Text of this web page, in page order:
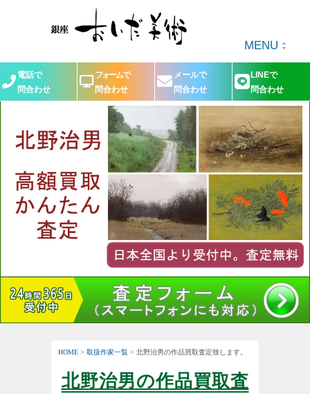
MENU
電話で
問合わせ
フォームで
問合わせ
メールで
問合わせ
LINEで
問合わせ
HOME > 取扱作家一覧 > 北野治男の作品買取査定致します。
北野治男の作品買取査